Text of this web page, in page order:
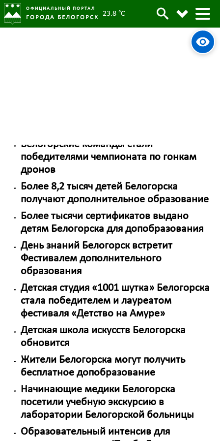
ОФИЦИАЛЬНЫЙ ПОРТАЛ
ГОРОДА БЕЛОГОРСК 23.8 °C
Белогорские команды стали
победителями чемпионата по гонкам
дронов
Более 8,2 тысяч детей Белогорска
получают дополнительное образование
Более тысячи сертификатов выдано
детям Белогорска для допобразования
День знаний Белогорск встретит
Фестивалем дополнительного
образования
Детская студия «1001 шутка» Белогорска
стала победителем и лауреатом
фестиваля «Детство на Амуре»
Детская школа искусств Белогорска
обновится
Жители Белогорска могут получить
бесплатное допобразование
Начинающие медики Белогорска
посетили учебную экскурсию в
лаборатории Белогорской больницы
Образовательный интенсив для